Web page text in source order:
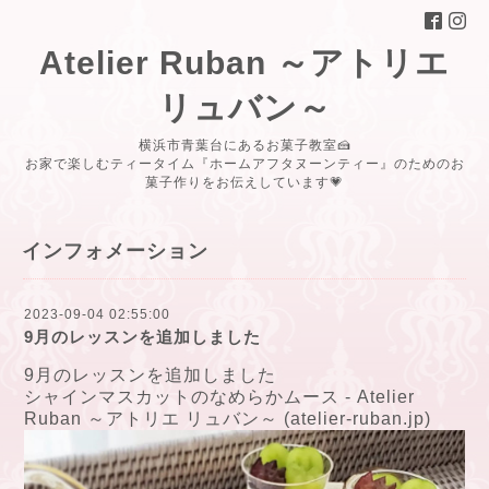
Atelier Ruban ～アトリエ
リュバン～
横浜市青葉台にあるお菓子教室🍰
お家で楽しむティータイム『ホームアフタヌーンティー』のためのお
菓子作りをお伝えしています💗
インフォメーション
2023-09-04 02:55:00
9月のレッスンを追加しました
9月のレッスンを追加しました
シャインマスカットのなめらかムース - Atelier
Ruban ～アトリエ リュバン～ (atelier-ruban.jp)